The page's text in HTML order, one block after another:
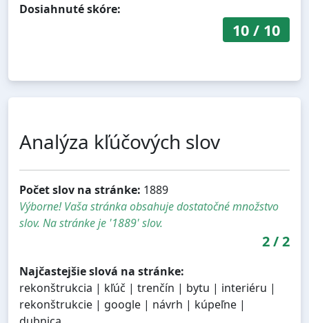
Dosiahnuté skóre:
10/ 10
Analýza kľúčových slov
Počet slov na stránke: 1889
Výborne! Vaša stránka obsahuje dostatočné množstvo
slov. Na stránke je '1889' slov.
2/2
Najčastejšie slová na stránke:
rekonštrukcia | kľúč | trenčín | bytu | interiéru |
rekonštrukcie | google | návrh | kúpeľne |